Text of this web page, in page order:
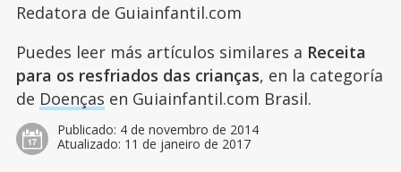
Redatora de Guiainfantil.com
Puedes leer más artículos similares a Receita
para os resfriados das crianças, en la categoría
de Doenças en Guiainfantil.com Brasil.
Publicado: 4 de novembro de 2014
Atualizado: 11 de janeiro de 2017